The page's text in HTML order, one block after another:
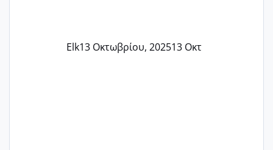
Elk13 Οκτωβρίου, 202513 Οκτ